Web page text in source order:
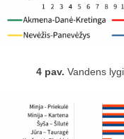
4 pav. Vandens